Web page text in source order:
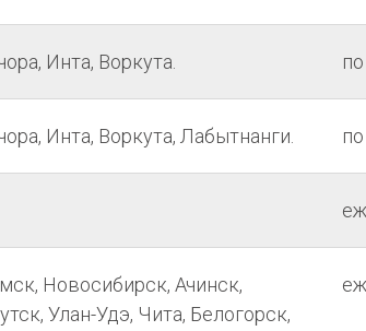
Инта, Воркута.
Инта, Воркута, Лабытнанги.
Новосибирск, Ачинск,
Улан-Удэ, Чита, Белогорск,